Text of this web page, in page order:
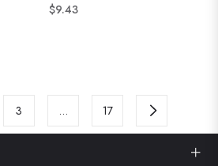
通
$9.43
3 … 17